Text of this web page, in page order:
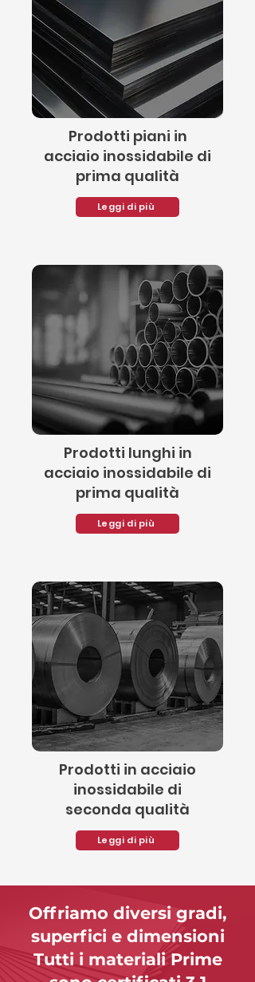
Prodotti piani in
acciaio inossidabile di
prima qualità
Leggi di più
Prodotti lunghi in
acciaio inossidabile di
prima qualità
Leggi di più
Prodotti in acciaio
inossidabile di
seconda qualità
Leggi di più
Offriamo diversi gradi,
superfici e dimensioni
Tutti i materiali Prime